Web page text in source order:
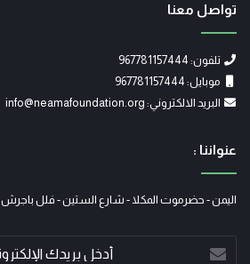
تواصل معنا
تلفون: 967781157444
موبايل: 967781157444
البريد الالكتروني: info@neamafoundation.org
عنواننا :
اليمن - حضرموت المكلا - شارع الستين - فلل باجرش